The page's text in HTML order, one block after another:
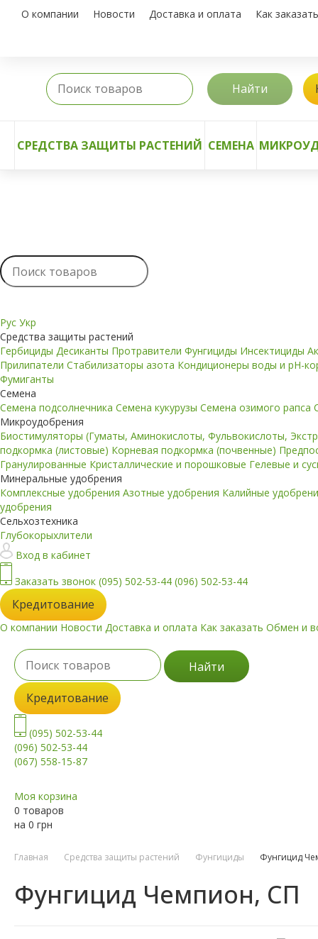
О компании Новости Доставка и оплата Как заказать
Найти
СРЕДСТВА ЗАЩИТЫ РАСТЕНИЙ СЕМЕНА
Рус Укр
Средства защиты растений
Гербициды Десиканты Протравители Фунгициды Инсектициды
Прилипатели Стабилизаторы азота Кондиционеры воды и pH-
Фумиганты
Семена
Семена подсолнечника Семена кукурузы Семена озимого рапса
Микроудобрения
Биостимуляторы (Гуматы, Аминокислоты, Фульвокислоты,
подкормка (листовые) Корневая подкормка (почвенные)
Гранулированные Кристаллические и порошковые Гелевые и
Минеральные удобрения
Комплексные удобрения Азотные удобрения Калийные
удобрения
Сельхозтехника
Глубокорыхлители
Вход в кабинет
Заказать звонок (095) 502-53-44 (096) 502-53-44
Кредитование
О компании Новости Доставка и оплата Как заказать Обмен и
Найти
Кредитование
(095) 502-53-44
(096) 502-53-44
(067) 558-15-87
Моя корзина
0 товаров
на 0 грн
Главная Средства защиты растений Фунгициды Фунгицид
Фунгицид Чемпион, СП